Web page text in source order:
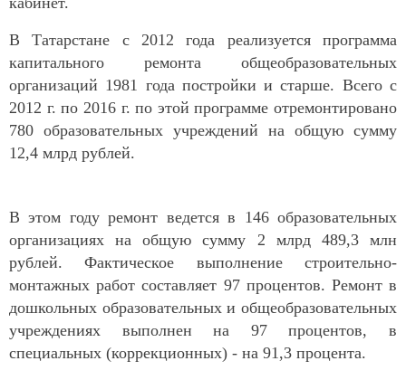
В Татарстане с 2012 года реализуется программа
капитального
ремонта общеобразовательных
организаций 1981 года постройки и старше. Всего с
2012 г. по 2016 г. по этой программе отремонтировано
780 образовательных учреждений на общую сумму
12,4 млрд рублей.
В этом году ремонт ведется в 146 образовательных
организациях на общую сумму 2 млрд 489,3 млн
рублей. Фактическое выполнение строительно-
монтажных работ составляет 97 процентов. Ремонт в
дошкольных образовательных и общеобразовательных
учреждениях выполнен на 97 процентов, в
специальных (коррекционных) - на 91,3 процента.